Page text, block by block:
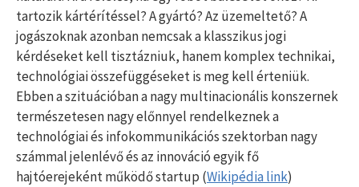
tartozik kártérítéssel? A gyártó? Az üzemeltető? A
jogászoknak azonban nemcsak a klasszikus jogi
kérdéseket kell tisztázniuk, hanem komplex technikai,
technológiai összefüggéseket is meg kell érteniük.
Ebben a szituációban a nagy multinacionális konszernek
természetesen nagy előnnyel rendelkeznek a
technológiai és infokommunikációs szektorban nagy
számmal jelenlévő és az innováció egyik fő
hajtóerejeként működő startup (Wikipédia link)